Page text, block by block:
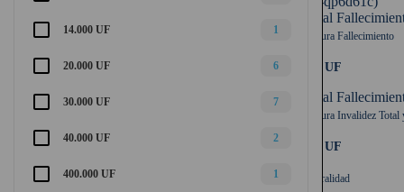
1
14.000 UF
6
20.000 UF
7
30.000 UF
2
40.000 UF
1
400.000 UF
Capital
Cobertura Fallecimiento
2.500 UF
Capital
Cobertura Invalidez Total
2.500 UF
Temporalidad